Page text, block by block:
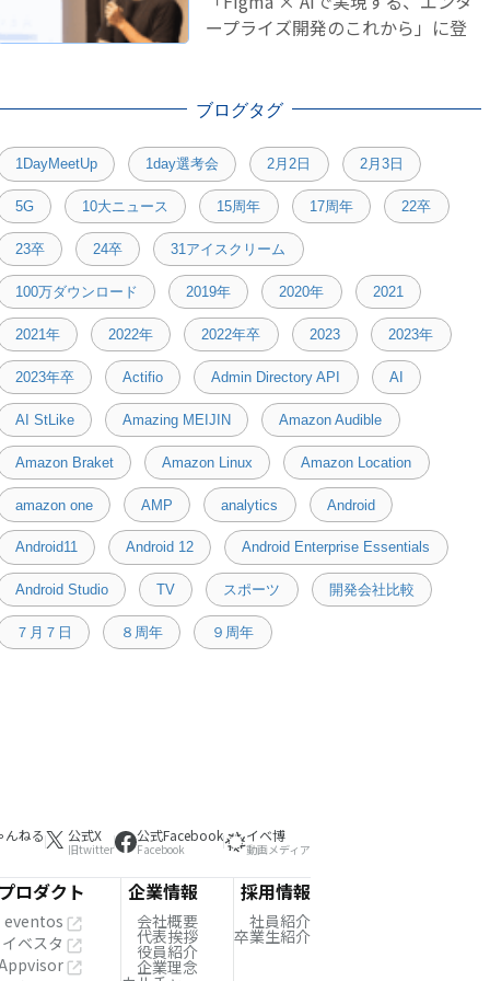
ープライズ開発のこれから」に登
ブログタグ
1DayMeetUp 1day選考会 2月2日 2月3日
5G 10大ニュース 15周年 17周年 22卒
23卒 24卒 31アイスクリーム
100万ダウンロード 2019年 2020年 2021
2021年 2022年 2022年卒 2023 2023年
2023年卒 Actifio Admin Directory API AI
AI StLike Amazing MEIJIN Amazon Audible
Amazon Braket Amazon Linux Amazon Location
amazon one AMP analytics Android
Android11 Android 12 Android Enterprise Essentials
Android Studio TV スポーツ 開発会社比較
７月７日 ８周年 ９周年
んねる 公式X
旧twitter
公式Facebook
Facebook
イベ博
動画メディア
ロダクト
eventos
イベスタ
企業情報
会社概要
代表挨拶
役員紹介
企業理念
採用情報
社員紹介
卒業生紹介